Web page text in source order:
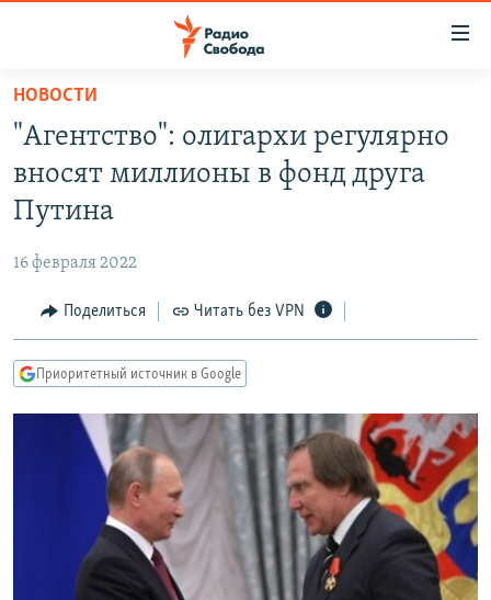
упрощенного
доступа
основному
Вернутся
Вернутся
ПРОГРАММЫ
АВТОРСКИЕ ПРОЕКТЫ
МНЕНИЯ
КУЛЬТУРА
КАВКАЗ.РЕАЛИИ
СЕВЕР.РЕАЛИИ
СИБИРЬ.РЕАЛИИ
РАСПИСАНИЕ ВЕЩАНИЯ
ПОДПИШИТЕСЬ НА РАССЫЛКУ
НОВОСТИ
"Агентство": олигархи регулярно
вносят миллионы в фонд друга
Путина
16 февраля 2022
Поделиться Читать без VPN
Приоритетный источник в Google